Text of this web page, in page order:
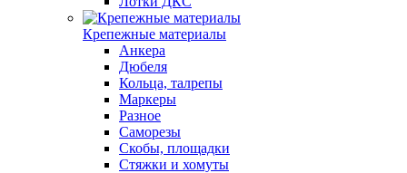
Крепежные материалы
Анкера
Дюбеля
Кольца, талрепы
Маркеры
Разное
Саморезы
Скобы, площадки
Стяжки и хомуты